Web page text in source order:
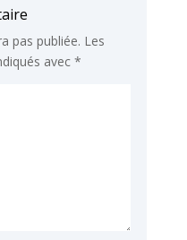
pas publiée. Les
avec *